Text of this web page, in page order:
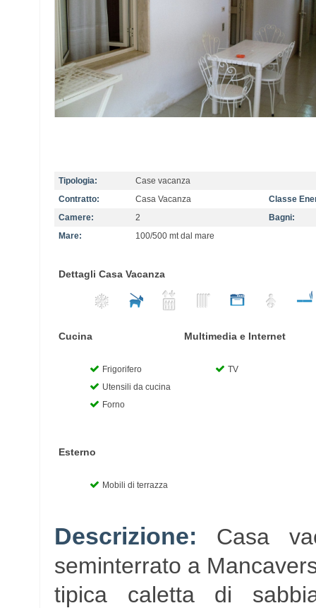
Tipologia:
Case vacanza
Contratto:
Casa Vacanza
Classe
Camere:
2
Bagni:
Mare:
100/500 mt dal mare
Dettagli Casa Vacanza
Cucina
Frigorifero
Utensili da cucina
Forno
Multimedia e Internet
TV
Esterno
Mobili di terrazza
Descrizione: Casa
seminterrato a
tipica caletta di